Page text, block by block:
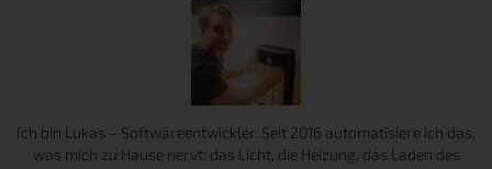
Ich bin Lukas – Softwareentwickler. Seit 2016 automatisiere ich das,
was mich zu Hause nervt: das Licht, die Heizung, das Laden des